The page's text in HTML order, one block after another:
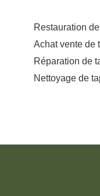
Restauration
Achat vente de
Réparation de
Nettoyage de